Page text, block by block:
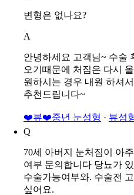
변형은 없나요?
A
안녕하세요 고객님~ 수술
오기때문에 처짐은 다시
원하시는 경우 내원 하셔
추천드립니다~
❤️뷰❤️중년 눈성형 · 뷰성
Q
70세 아버지 눈처짐이 아
여부 문의합니다 당뇨가
수술가능여부와. 수술전
싶어요.